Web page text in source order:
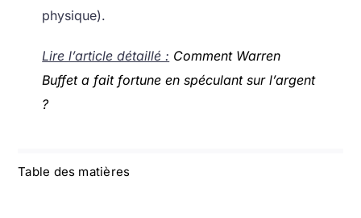
Table des matières
physique).
Lire l’article détaillé : Comment Warren
Buffet a fait fortune en spéculant sur l’argent
?